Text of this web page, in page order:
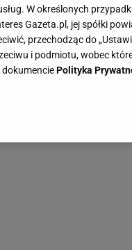
W określonych
Gazeta.pl, jej spółki
przechodząc do
i podmiotu, wobec
Polityka
plików cookie
w każdej chwili